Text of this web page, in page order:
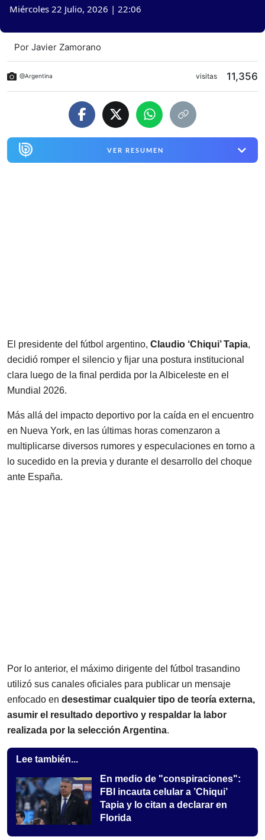
Miércoles 22 Julio, 2026 | 22:06
Por Javier Zamorano
@Argentina visitas 11,356
VER RESUMEN
El presidente del fútbol argentino, Claudio ‘Chiqui’ Tapia,
decidió romper el silencio y fijar una postura institucional
clara luego de la final perdida por la Albiceleste en el
Mundial 2026.
Más allá del impacto deportivo por la caída en el encuentro
en Nueva York, en las últimas horas comenzaron a
multiplicarse diversos rumores y especulaciones en torno a
lo sucedido en la previa y durante el desarrollo del choque
ante España.
Por lo anterior, el máximo dirigente del fútbol trasandino
utilizó sus canales oficiales para publicar un mensaje
enfocado en desestimar cualquier tipo de teoría externa,
asumir el resultado deportivo y respaldar la labor
realizada por la selección Argentina.
Lee también...
En medio de "conspiraciones":
FBI incauta celular a ’Chiqui’
Tapia y lo citan a declarar en
Florida